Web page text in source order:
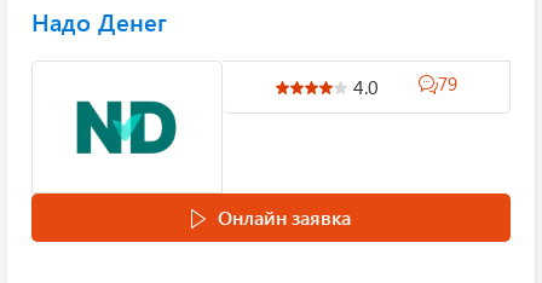
Надо Денег
4.0 79
Онлайн заявка